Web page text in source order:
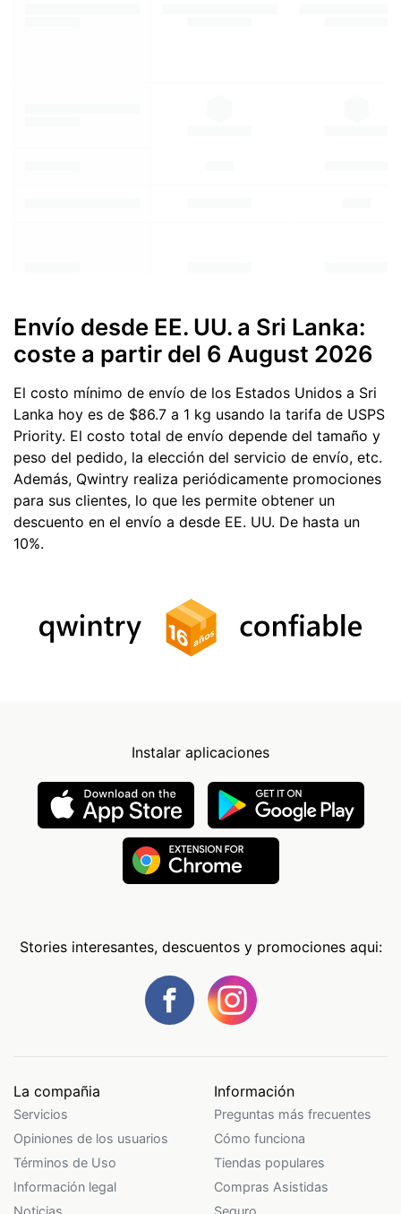
Envío desde EE. UU. a Sri Lanka:
coste a partir del 6 August 2026
El costo mínimo de envío de los Estados Unidos a Sri
Lanka hoy es de $86.7 a 1 kg usando la tarifa de USPS
Priority. El costo total de envío depende del tamaño y
peso del pedido, la elección del servicio de envío, etc.
Además, Qwintry realiza periódicamente promociones
para sus clientes, lo que les permite obtener un
descuento en el envío a desde EE. UU. De hasta un
10%.
Instalar aplicaciones
Stories interesantes, descuentos y promociones aqui:
La compañia
Servicios
Opiniones de los usuarios
Términos de Uso
Información legal
Información
Preguntas más frecuentes
Cómo funciona
Tiendas populares
Compras Asistidas